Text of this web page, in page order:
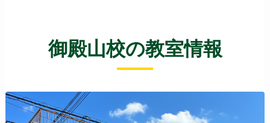
御殿山校の教室情報